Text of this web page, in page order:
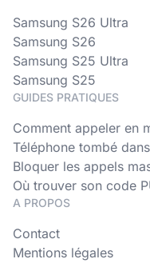
Samsung S26 Ultra
Samsung S26
Samsung S25 Ultra
Samsung S25
GUIDES PRATIQUES
Comment appeler en
Téléphone tombé
Bloquer les appels
Où trouver son code
A PROPOS
Contact
Mentions légales